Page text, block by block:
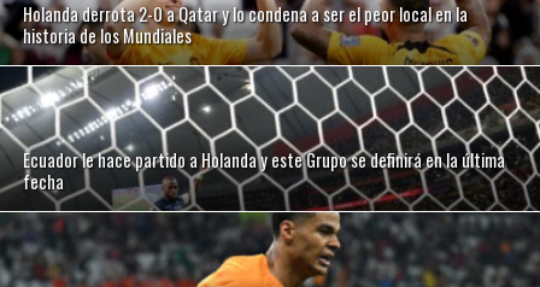
Holanda derrota 2-0 a Qatar y lo condena a ser el peor local en la
historia de los Mundiales
Ecuador le hace partido a Holanda y este Grupo se definirá en la última
fecha